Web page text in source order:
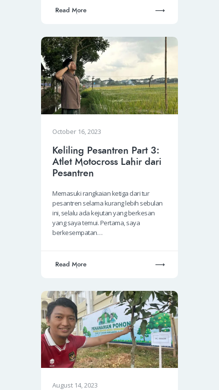
Read More
October 16, 2023
Keliling Pesantren Part 3:
Atlet Motocross Lahir dari
Pesantren
Memasuki rangkaian ketiga dari tur
pesantren selama kurang lebih sebulan
ini, selalu ada kejutan yang berkesan
yang saya temui. Pertama, saya
berkesempatan…
Read More
August 14, 2023